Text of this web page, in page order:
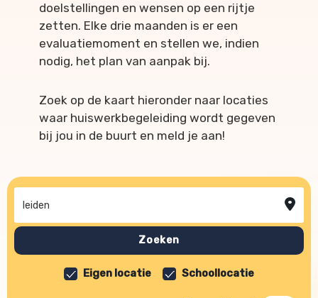
doelstellingen en wensen op een rijtje
zetten. Elke drie maanden is er een
evaluatiemoment en stellen we, indien
nodig, het plan van aanpak bij.
Zoek op de kaart hieronder naar locaties
waar huiswerkbegeleiding wordt gegeven
bij jou in de buurt en meld je aan!
Zoeken
Eigen locatie Schoollocatie